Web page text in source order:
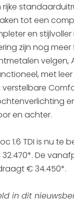
tot een
en stijlvoller
zijn nog
velgen,
met
en achter.
1.6 TDI is nu te
De
€ 34.450*.
in dit